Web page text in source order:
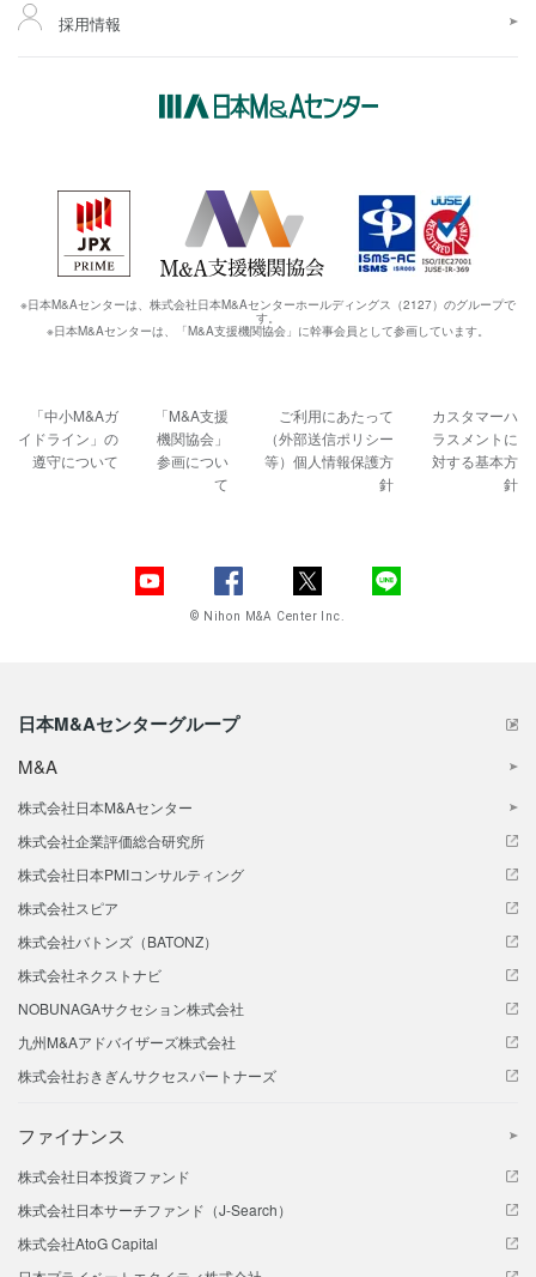
採用情報
※日本M&Aセンターは、株式会社日本M&Aセンターホールディングス（2127）のグループで
す。
※日本M&Aセンターは、「M&A支援機関協会」に幹事会員として参画しています。
「中小M&Aガ
イドライン」の
遵守について
「M&A支援
機関協会」
参画につい
て
ご利用にあたって
（外部送信ポリシー
等）個人情報保護方
針
カスタマーハ
ラスメントに
対する基本方
針
© Nihon M&A Center Inc.
日本M&Aセンターグループ
M&A
株式会社日本M&Aセンター
株式会社企業評価総合研究所
株式会社日本PMIコンサルティング
株式会社スピア
株式会社バトンズ（BATONZ）
株式会社ネクストナビ
NOBUNAGAサクセション株式会社
九州M&Aアドバイザーズ株式会社
株式会社おきぎんサクセスパートナーズ
ファイナンス
株式会社日本投資ファンド
株式会社日本サーチファンド（J-Search）
株式会社AtoG Capital